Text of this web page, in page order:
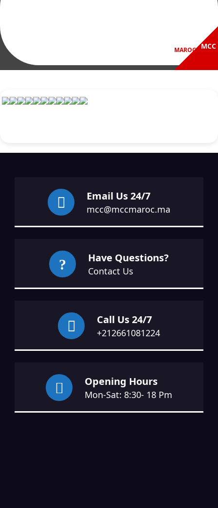
Email Us 24/7
mcc@mccmaroc.ma
Have Questions?
Contact Us
Call Us 24/7
+212661081224
Opening Hours
Mon-Sat: 8:30- 18 Pm